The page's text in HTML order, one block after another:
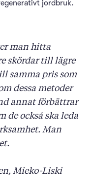
jordbruk.
man hitta
skördar till lägre
samma pris som
dessa metoder
annat förbättrar
de också ska leda
Man
Mieko-Liski